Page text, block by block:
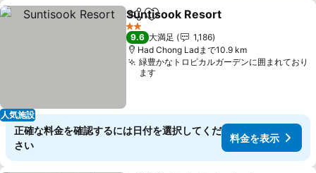
人気施設
シェアお気に入りに追加
Suntisook Resort
2 ホテルのランク
9.6 大満足
1,186
Had Chong Ladまで10.9 km
緑豊かなトロピカルガーデンに囲まれており
ます
正確な料金を確認するには日付を選択してくだ
さい
料金を表示